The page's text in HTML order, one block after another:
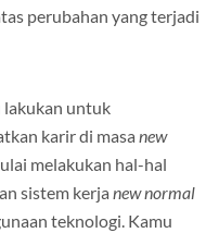
perubahan yang terjadi
lakukan untuk
karir di masa new
melakukan hal-hal
sistem kerja new normal
teknologi. Kamu